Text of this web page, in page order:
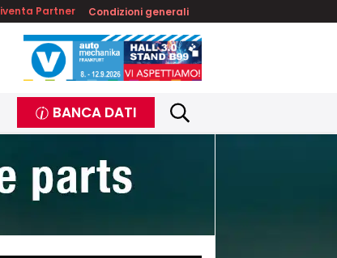
Partner Condizioni generali
BANCA DATI